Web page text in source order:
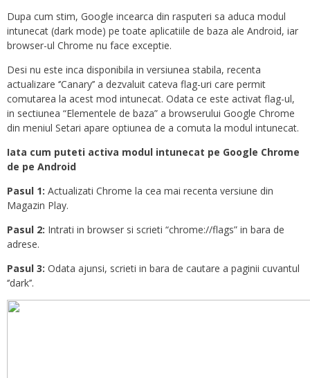
Dupa cum stim, Google incearca din rasputeri sa aduca modul
intunecat (dark mode) pe toate aplicatiile de baza ale Android, iar
browser-ul Chrome nu face exceptie.
Desi nu este inca disponibila in versiunea stabila, recenta
actualizare ‘’Canary’’ a dezvaluit cateva flag-uri care permit
comutarea la acest mod intunecat. Odata ce este activat flag-ul,
in sectiunea “Elementele de baza” a browserului Google Chrome
din meniul Setari apare optiunea de a comuta la modul intunecat.
Iata cum puteti activa modul intunecat pe Google Chrome
de pe Android
Pasul 1: Actualizati Chrome la cea mai recenta versiune din
Magazin Play.
Pasul 2: Intrati in browser si scrieti “chrome://flags” in bara de
adrese.
Pasul 3: Odata ajunsi, scrieti in bara de cautare a paginii cuvantul
‘’dark’’.